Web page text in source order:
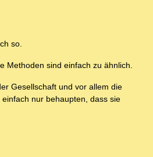
so.
Methoden sind einfach zu ähnlich.
Gesellschaft und vor allem die
nur behaupten, dass sie